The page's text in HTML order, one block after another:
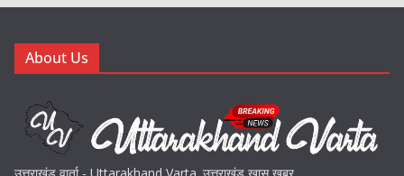
About Us